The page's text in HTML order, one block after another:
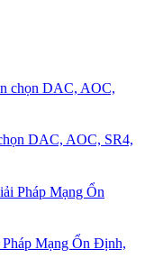
DAC, AOC, SR4,
Mạng Ổn Định,